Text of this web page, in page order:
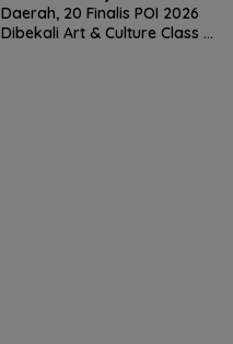
Daerah, 20 Finalis POI 2026
Dibekali Art & Culture Class di